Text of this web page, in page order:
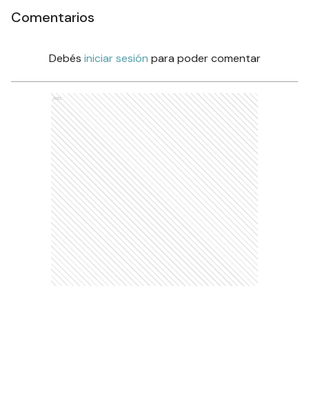
Comentarios
Debés iniciar sesión para poder comentar
Ads